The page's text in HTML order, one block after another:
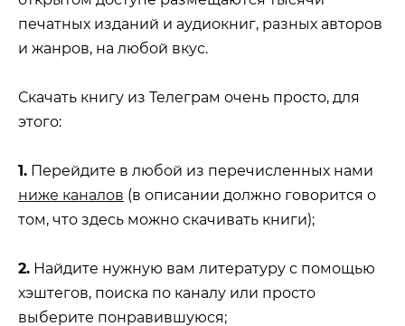
печатных изданий и аудиокниг, разных авторов
и жанров, на любой вкус.
Скачать книгу из Телеграм очень просто, для
этого:
1. Перейдите в любой из перечисленных нами
ниже каналов (в описании должно говорится о
том, что здесь можно скачивать книги);
2. Найдите нужную вам литературу с помощью
хэштегов, поиска по каналу или просто
выберите понравившуюся;